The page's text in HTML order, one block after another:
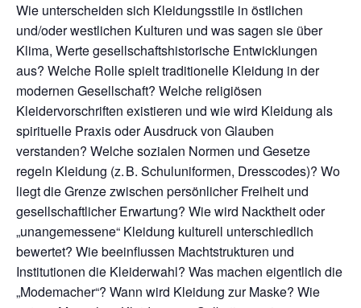
Wie unterscheiden sich Kleidungsstile in östlichen
und/oder westlichen Kulturen und was sagen sie über
Klima, Werte gesellschaftshistorische Entwicklungen
aus? Welche Rolle spielt traditionelle Kleidung in der
modernen Gesellschaft? Welche religiösen
Kleidervorschriften existieren und wie wird Kleidung als
spirituelle Praxis oder Ausdruck von Glauben
verstanden? Welche sozialen Normen und Gesetze
regeln Kleidung (z. B. Schuluniformen, Dresscodes)? Wo
liegt die Grenze zwischen persönlicher Freiheit und
gesellschaftlicher Erwartung? Wie wird Nacktheit oder
„unangemessene“ Kleidung kulturell unterschiedlich
bewertet? Wie beeinflussen Machtstrukturen und
Institutionen die Kleiderwahl? Was machen eigentlich die
„Modemacher“? Wann wird Kleidung zur Maske? Wie